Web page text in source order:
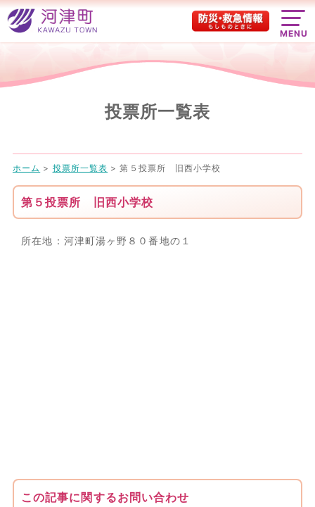
MENU
投票所一覧表
ホーム > 投票所一覧表 >第５投票所 旧西小学校
第５投票所 旧西小学校
所在地：河津町湯ヶ野８０番地の１
この記事に関するお問い合わせ